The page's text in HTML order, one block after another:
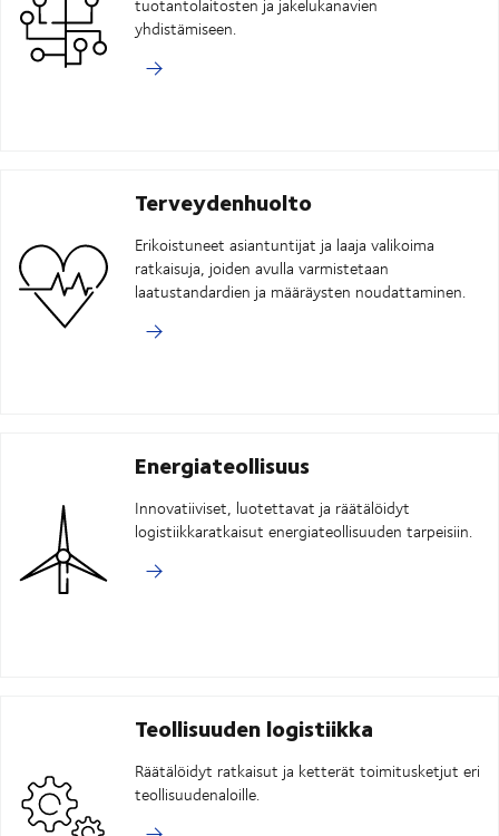
tuotantolaitosten ja jakelukanavien
yhdistämiseen.
Terveydenhuolto
Erikoistuneet asiantuntijat ja laaja valikoima
ratkaisuja, joiden avulla varmistetaan
laatustandardien ja määräysten noudattaminen.
Energiateollisuus
Innovatiiviset, luotettavat ja räätälöidyt
logistiikkaratkaisut energiateollisuuden tarpeisiin.
Teollisuuden logistiikka
Räätälöidyt ratkaisut ja ketterät toimitusketjut eri
teollisuudenaloille.